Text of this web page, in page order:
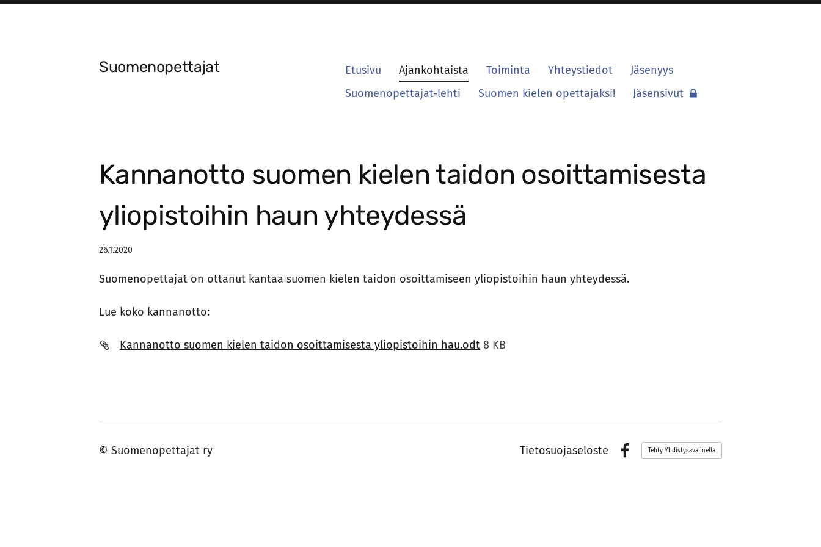
Suomenopettajat Etusivu Ajankohtaista Toiminta Yhteystiedot
Jäsenyys
Suomenopettajat-lehti
Suomen kielen opettajaksi! Jäsensivut
Kannanotto suomen kielen taidon osoittamisesta
yliopistoihin haun yhteydessä
26.1.2020
Suomenopettajat on ottanut kantaa suomen kielen taidon osoittamiseen yliopistoihin haun yhteydessä.
Lue koko kannanotto:
Kannanotto suomen kielen taidon osoittamisesta yliopistoihin hau.odt 8 KB
© Suomenopettajat ry
Tietosuojaseloste
Facebook
Tehty Yhdistysavaimella